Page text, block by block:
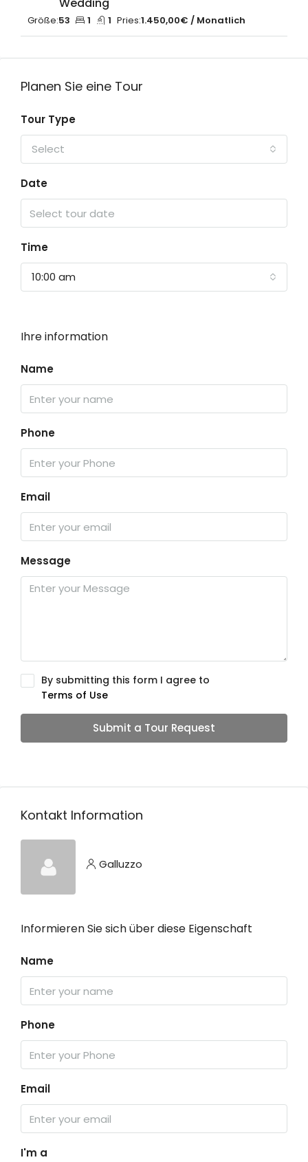
Größe:53 1 1 Pries:1.450,00€ / Monatlich
Planen Sie eine Tour
Tour Type
Select
Date
Time
10:00 am
Ihre information
Name
Phone
Email
Message
By submitting this form I agree to
Terms of Use
Submit a Tour Request
Kontakt Information
Galluzzo
Informieren Sie sich über diese Eigenschaft
Name
Phone
Email
I'm a